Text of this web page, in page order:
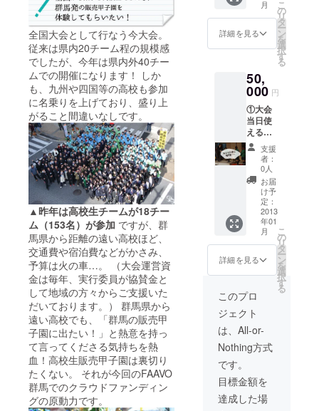
全国大会として行なう今大会。
従来は県内20チーム程の規模感
でしたが、今年は県内外40チー
ムでの開催になります！ しか
も、九州や四国等の高校も参加
に名乗りを上げており、盛り上
がること間違いなしです。
▲昨年は高校生チームが18チー
ム（153名）が参加 ですが、群
馬県から距離の遠い高校ほど、
交通費や宿泊費などがかさみ、
予算は火の車…。 （大会運営資
金は毎年、実行委員が協賛金と
して地域の方々からご支援いた
だいております。） 群馬県から
遠い高校でも、「群馬の販売甲
子園に出たい！」と熱意を持っ
て言ってくださる気持ちを熱
血！高校生販売甲子園は裏切り
たくない。 それが今回のFAAVO
群馬でのクラウドファンディン
グの原動力です。
行委員
からの
全力感
りがと
う！サ
ンクス
カー
ド！
と報告
書にお
名前記
載（任
意） ③
告書 ④
女子大
生が選
ぶ♪
ちょっ
とした
高崎
グッズ
⑤販売
甲子園
2015オ
フィ
シャル
DVD ⑥
高校生
から感
謝の気
て！
（サン
クス
カー
ド） ⑦
開会
どを間
近で見
られる
月
詳細を見る
こ
の
リ
タ
ー
ン
を
選
択
す
る
50,
000 円
①大会
当日使
える商
品券
5,000円
分 ②感
謝！の
気持ち
を込め
て。。
サイト
と報告
書にお
名前記
載（任
意） ③
大会報
告書 ④
女子大
学生が
選ぶ♪
ちょっ
グッズ
⑤販売
甲子園
支援
者：
0人
お届
け予
定：
2013
年01
月
詳細を見る
こ
の
リ
タ
ー
ン
を
選
択
す
る
このプロ
ジェクト
は、All-or-
Nothing方式
です。
目標金額を
達成した場